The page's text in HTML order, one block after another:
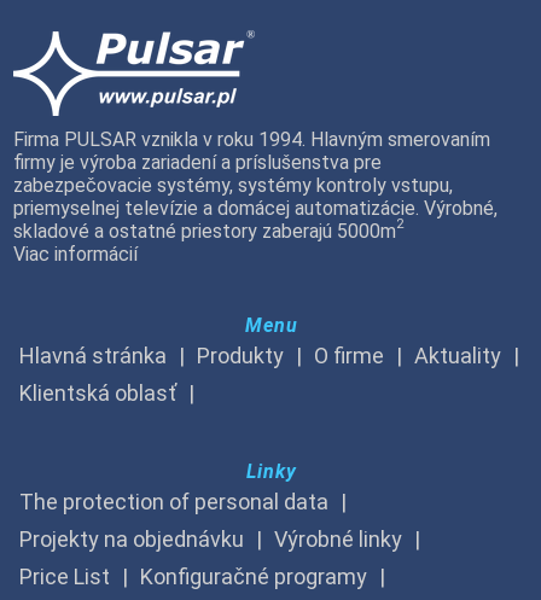
Firma PULSAR vznikla v roku 1994. Hlavným smerovaním
firmy je výroba zariadení a príslušenstva pre
zabezpečovacie systémy, systémy kontroly vstupu,
priemyselnej televízie a domácej automatizácie. Výrobné,
skladové a ostatné priestory zaberajú 5000m2
Viac informácií
Menu
Hlavná stránka Produkty O firme
Aktuality
Klientská oblasť
Linky
The protection of personal data
Projekty na objednávku
Výrobné linky
Price List
Konfiguračné programy